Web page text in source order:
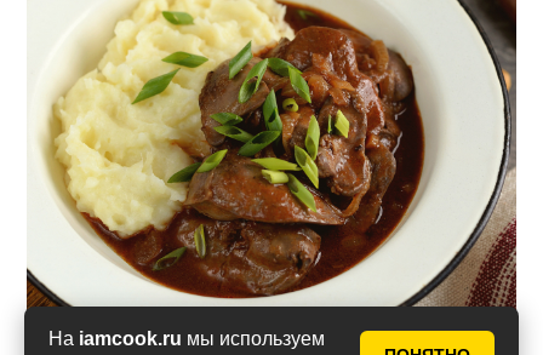
На iamcook.ru мы используем